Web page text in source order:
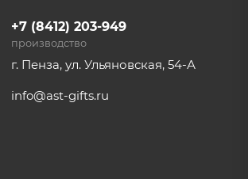
+7 (8412) 203-949
производство
г. Пенза, ул. Ульяновская, 54-А
info@ast-gifts.ru